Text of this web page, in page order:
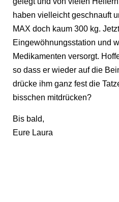
haben vielleicht geschnauft
MAX doch kaum 300 kg.
Eingewöhnungsstation und
Medikamenten versorgt.
so dass er wieder auf die
drücke ihm ganz fest die
bisschen mitdrücken?
Bis bald,
Eure Laura